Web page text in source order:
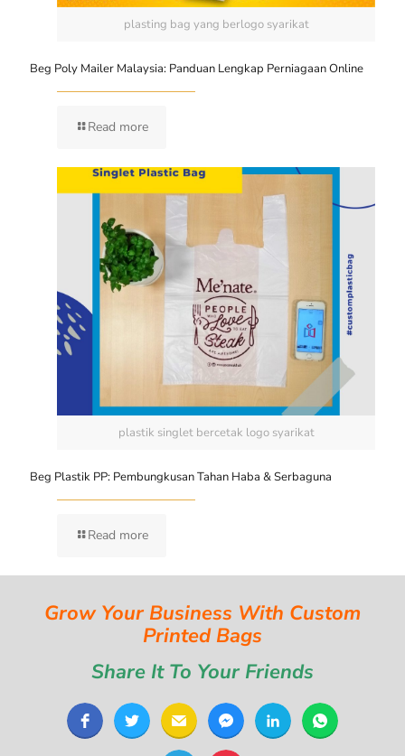
plasting bag yang berlogo syarikat
Beg Poly Mailer Malaysia: Panduan Lengkap Perniagaan Online
Read more
plastik singlet bercetak logo syarikat
Beg Plastik PP: Pembungkusan Tahan Haba & Serbaguna
Read more
Grow Your Business With Custom
Printed Bags
Share It To Your Friends